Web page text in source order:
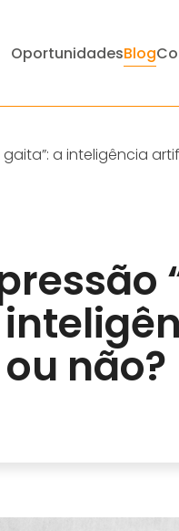
OportunidadesBlog
a inteligência
não?